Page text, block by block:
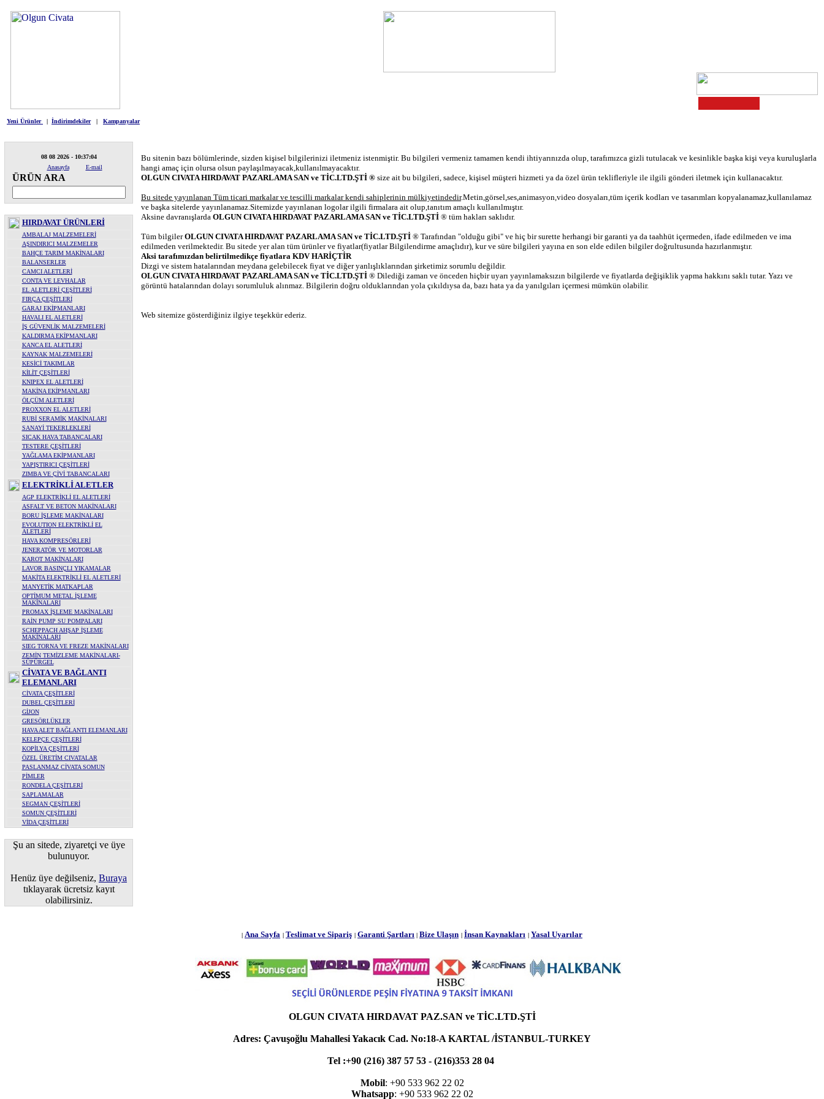
Yeni Ürünler | İndirimdekiler | Kampanyalar
08 08 2026 - 10:37:04
Anasayfa
E-mail
ÜRÜN ARA
HIRDAVAT ÜRÜNLERİ
AMBALAJ MALZEMELERİ
AŞINDIRICI MALZEMELER
BAHÇE TARIM MAKİNALARI
BALANSERLER
CAMCI ALETLERİ
CONTA VE LEVHALAR
EL ALETLERİ ÇEŞİTLERİ
FIRÇA ÇEŞİTLERİ
GARAJ EKİPMANLARI
HAVALI EL ALETLERİ
İŞ GÜVENLİK MALZEMELERİ
KALDIRMA EKİPMANLARI
KANCA EL ALETLERİ
KAYNAK MALZEMELERİ
KESİCİ TAKIMLAR
KİLİT ÇEŞİTLERİ
KNIPEX EL ALETLERİ
MAKİNA EKİPMANLARI
ÖLÇÜM ALETLERİ
PROXXON EL ALETLERİ
RUBİ SERAMİK MAKİNALARI
SANAYİ TEKERLEKLERİ
SICAK HAVA TABANCALARI
TESTERE ÇEŞİTLERİ
YAĞLAMA EKİPMANLARI
YAPIŞTIRICI ÇEŞİTLERİ
ZIMBA VE ÇİVİ TABANCALARI
ELEKTRİKLİ ALETLER
AGP ELEKTRİKLİ EL ALETLERİ
ASFALT VE BETON MAKİNALARI
BORU İŞLEME MAKİNALARI
EVOLUTION ELEKTRİKLİ EL
ALETLERİ
HAVA KOMPRESÖRLERİ
JENERATÖR VE MOTORLAR
KAROT MAKİNALARI
LAVOR BASINÇLI YIKAMALAR
MAKİTA ELEKTRİKLİ EL ALETLERİ
MANYETİK MATKAPLAR
OPTİMUM METAL İŞLEME
MAKİNALARI
PROMAX İŞLEME MAKİNALARI
RAİN PUMP SU POMPALARI
SCHEPPACH AHŞAP İŞLEME
MAKİNALARI
SIEG TORNA VE FREZE MAKİNALARI
ZEMİN TEMİZLEME MAKİNALARI-
SÜPÜRGEL
CİVATA VE BAĞLANTI
ELEMANLARI
CİVATA ÇEŞİTLERİ
DUBEL ÇEŞİTLERİ
GİJON
GRESÖRLÜKLER
HAVA ALET BAĞLANTI ELEMANLARI
KELEPÇE ÇEŞİTLERİ
KOPİLYA ÇEŞİTLERİ
ÖZEL ÜRETİM CIVATALAR
PASLANMAZ CİVATA SOMUN
PİMLER
RONDELA ÇEŞİTLERİ
SAPLAMALAR
SEGMAN ÇEŞİTLERİ
SOMUN ÇEŞİTLERİ
VİDA ÇEŞİTLERİ
Şu an sitede, ziyaretçi ve üye
bulunuyor.
Henüz üye değilseniz, Buraya
tıklayarak ücretsiz kayıt
olabilirsiniz.
Bu sitenin bazı bölümlerinde, sizden kişisel bilgilerinizi iletmeniz istenmiştir. Bu bilgileri vermeniz tamamen kendi ihtiyarınızda olup, tarafımızca gizli tutulacak ve kesinlikle başka kişi veya kuruluşlarla
hangi amaç için olursa olsun paylaşılmayacak,kullanılmayacaktır.
OLGUN CIVATA HIRDAVAT PAZARLAMA SAN ve TİC.LTD.ŞTİ ® size ait bu bilgileri, sadece, kişisel müşteri hizmeti ya da özel ürün teklifleriyle ile ilgili gönderi iletmek için kullanacaktır.
Bu sitede yayınlanan Tüm ticari markalar ve tescilli markalar kendi sahiplerinin mülkiyetindedir.Metin,görsel,ses,animasyon,video dosyaları,tüm içerik kodları ve tasarımları kopyalanamaz,kullanılamaz
ve başka sitelerde yayınlanamaz.Sitemizde yayınlanan logolar ilgili firmalara ait olup,tanıtım amaçlı kullanılmıştır.
Aksine davranışlarda OLGUN CIVATA HIRDAVAT PAZARLAMA SAN ve TİC.LTD.ŞTİ ® tüm hakları saklıdır.
Tüm bilgilerOLGUN CIVATA HIRDAVAT PAZARLAMA SAN ve TİC.LTD.ŞTİ ® Tarafından "olduğu gibi" ve hiç bir surette herhangi bir garanti ya da taahhüt içermeden, ifade edilmeden ve ima
edilmeden verilmektedir. Bu sitede yer alan tüm ürünler ve fiyatlar(fiyatlar Bilgilendirme amaçlıdır), kur ve süre bilgileri yayına en son elde edilen bilgiler doğrultusunda hazırlanmıştır.
Aksi tarafımızdan belirtilmedikçe fiyatlara KDV HARİÇTİR
Dizgi ve sistem hatalarından meydana gelebilecek fiyat ve diğer yanlışlıklarından şirketimiz sorumlu değildir.
OLGUN CIVATA HIRDAVAT PAZARLAMA SAN ve TİC.LTD.ŞTİ ® Dilediği zaman ve önceden hiçbir uyarı yayınlamaksızın bilgilerde ve fiyatlarda değişiklik yapma hakkını saklı tutar. Yazı ve
görüntü hatalarından dolayı sorumluluk alınmaz. Bilgilerin doğru olduklarından yola çıkıldıysa da, bazı hata ya da yanılgıları içermesi mümkün olabilir.
Web sitemize gösterdiğiniz ilgiye teşekkür ederiz.
| Ana Sayfa | Teslimat ve Sipariş | Garanti Şartları | Bize Ulaşın | İnsan Kaynakları | Yasal Uyarılar
OLGUN CIVATA HIRDAVAT PAZ.SAN ve TİC.LTD.ŞTİ
Adres: Çavuşoğlu Mahallesi Yakacık Cad. No:18-A KARTAL /İSTANBUL-TURKEY
Tel :+90 (216) 387 57 53 - (216)353 28 04
Mobil: +90 533 962 22 02
Whatsapp: +90 533 962 22 02